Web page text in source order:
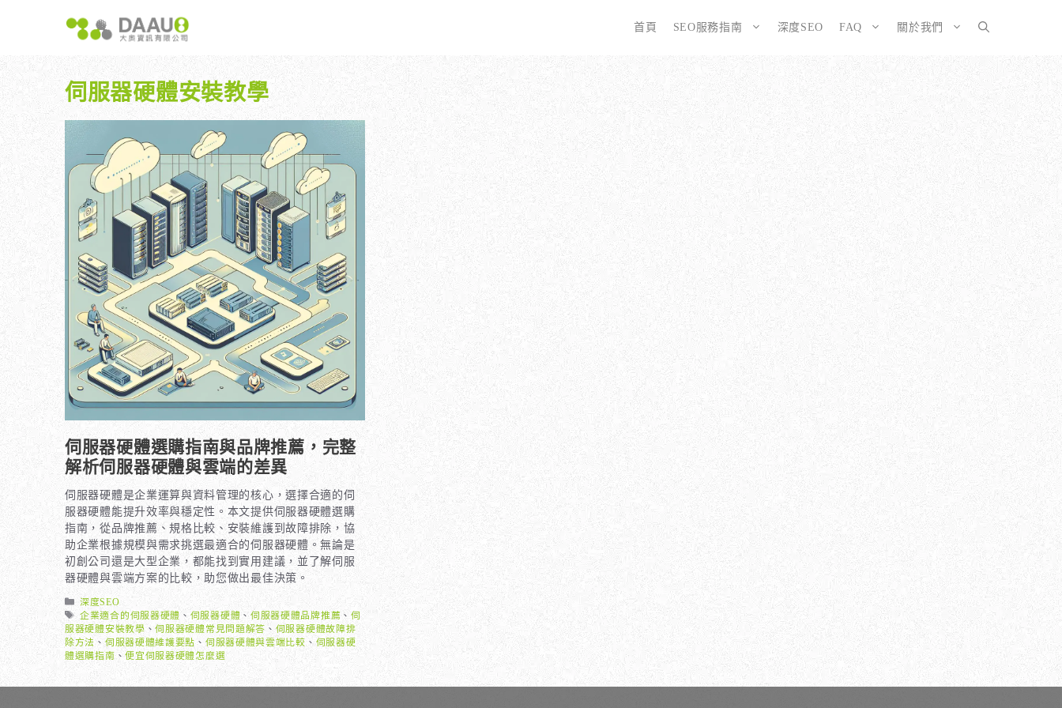
內
首頁 SEO服務指南
大奧獨家 AISEO矩陣系統｜SEO自動化輕鬆佈局關鍵字
八大專業SEO服務：網站流量快速成長
SEO 救星：你的網站沒有自然流量嗎？
專業SEO撰寫：提升網站SEO自然排序
維基百科：提升品牌形象與SEO的雙贏策略
網站系統開發：打造高效能業務需求的網站
全面優化網站語法：提升SEO表現
調整SEO關鍵字分布：精準地收錄
大奧專業寫手團隊：賦予深度與價值
行動優化與語法微調：搜尋引擎更愛
為SEO而生的網站
選擇CMS或客製化網站：為您的打造完美SEO網站
WordPress 架設與 SEO 優化完整方案
SEO網站改造：您的舊網站是否正在拖累排名？
SEO網站維護與長期優化
深度SEO FAQ
如何開始 SEO？新手指南
SEO 的定義與基本概念
SEO 的運作原理
SEO 的重要性：為什麼企業需要它？
什麼是白帽SEO、灰帽SEO與黑帽SEO？
我們提供哪些 SEO 服務？
如何知道哪些服務最適合我的業務？
SEO 優化的具體流程是什麼？
廣告行銷基礎知識
廣告平台與策略選擇
Google Ads 和 Facebook 廣告有什麼不
預算與效益管理
廣告投放後如何追蹤成效？
大奧資訊的網站架設服務包含哪些項目？
如何確保網站符合 SEO 標準？
網站架構與技術 SEO 優化
響應式設計的優勢
關於我們
伺服器硬體安裝教學
伺服器硬體選購指南與品牌推薦，完整
解析伺服器硬體與雲端的差異
伺服器硬體是企業運算與資料管理的核心，選擇合適的伺
服器硬體能提升效率與穩定性。本文提供伺服器硬體選購
指南，從品牌推薦、規格比較、安裝維護到故障排除，協
助企業根據規模與需求挑選最適合的伺服器硬體。無論是
初創公司還是大型企業，都能找到實用建議，並了解伺服
器硬體與雲端方案的比較，助您做出最佳決策。
分
類
深度SEO
標
籤
企業適合的伺服器硬體、 伺服器硬體 、 伺服器硬體品牌推薦 、 伺
服器硬體安裝教學 、伺服器硬體常見問題解答 、 伺服器硬體故障排
除方法 、 伺服器硬體維護要點 、 伺服器硬體與雲端比較 、 伺服器硬
體選購指南 、便宜伺服器硬體怎麼選